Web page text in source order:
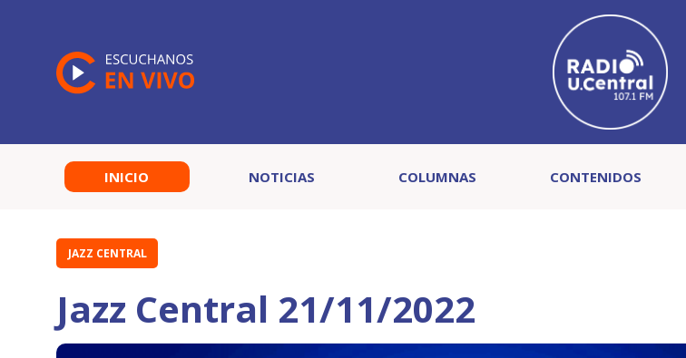
INICIO NOTICIAS COLUMNAS CONTENIDOS
JAZZ CENTRAL
Jazz Central 21/11/2022